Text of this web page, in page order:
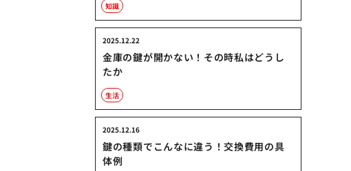
知識
金庫の鍵が開かない！その時私はどうし
たか
2025.12.22
生活
鍵の種類でこんなに違う！交換費用の具
体例
2025.12.16